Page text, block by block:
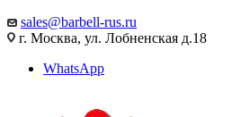
sales@barbell-rus.ru
г. Москва, ул. Лобненская д.18
WhatsApp